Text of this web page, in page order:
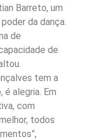
Barreto, um
da dança.
de
de
tem a
é alegria. Em
com
todos